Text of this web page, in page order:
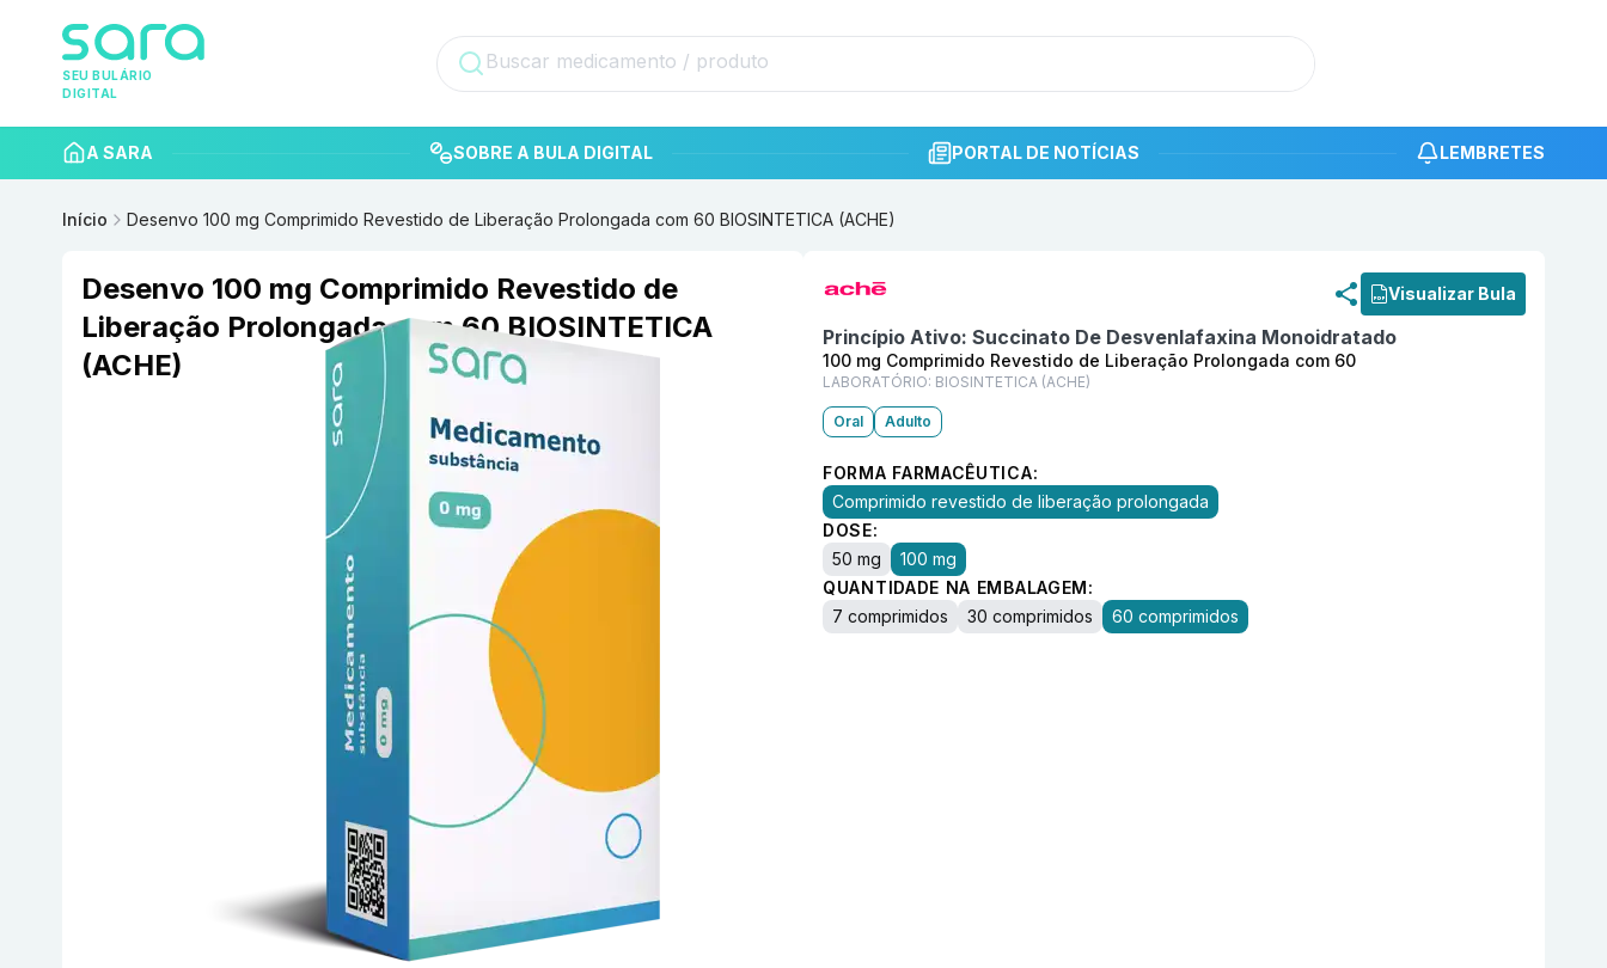
SEU BULÁRIO
DIGITAL
A SARA SOBRE A BULA DIGITAL PORTAL DE NOTÍCIAS LEMBRETES
Início Desenvo 100 mg Comprimido Revestido de Liberação Prolongada com 60 BIOSINTETICA (ACHE)
Desenvo 100 mg Comprimido Revestido de
Liberação Prolongada com 60 BIOSINTETICA
(ACHE)
Visualizar Bula
Princípio Ativo: Succinato De Desvenlafaxina Monoidratado
100 mg Comprimido Revestido de Liberação Prolongada com 60
LABORATÓRIO: BIOSINTETICA (ACHE)
Oral Adulto
FORMA FARMACÊUTICA:
Comprimido revestido de liberação prolongada
DOSE:
50 mg
100 mg
QUANTIDADE NA EMBALAGEM:
7 comprimidos
30 comprimidos 60 comprimidos